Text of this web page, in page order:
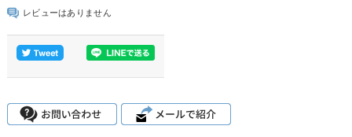
レビューはありません